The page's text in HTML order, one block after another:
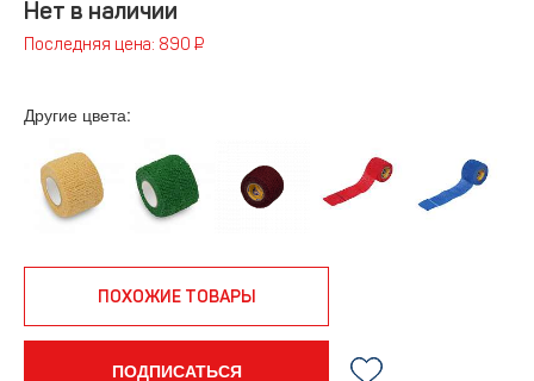
Нет в наличии
Последняя цена: 890 ₽
Другие цвета:
ПОХОЖИЕ ТОВАРЫ
ПОДПИСАТЬСЯ